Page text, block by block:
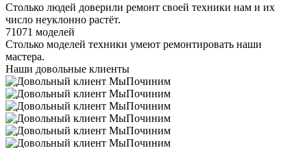
Столько людей доверили ремонт своей техники нам и их
число неуклонно растёт.
71071 моделей
Столько моделей техники умеют ремонтировать наши
мастера.
Наши довольные клиенты